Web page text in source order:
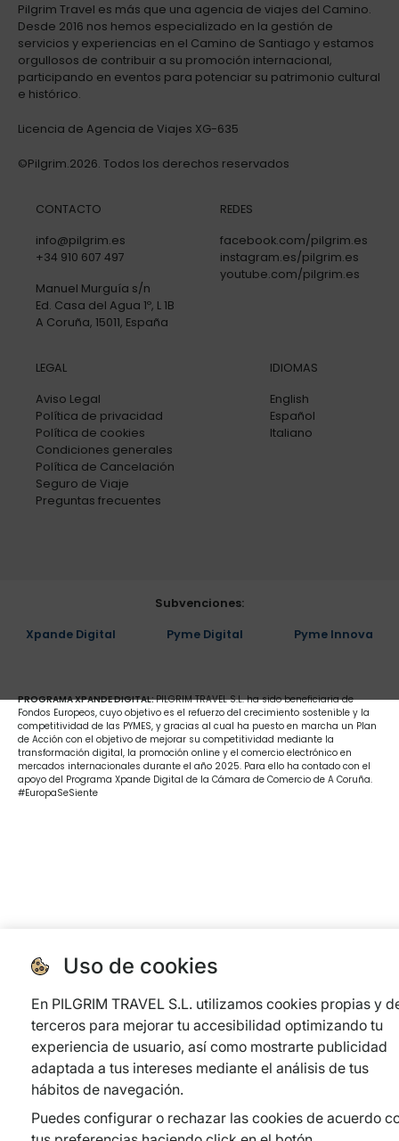
Pilgrim Travel es más que una agencia de viajes del Camino.
Desde 2016 nos hemos especializado en la gestión de
servicios y experiencias en el Camino de Santiago y estamos
orgullosos de contribuir a su promoción internacional,
participando en eventos para potenciar su patrimonio cultural
e histórico.
Licencia de Agencia de Viajes XG-635
©Pilgrim.2026. Todos los derechos reservados
CONTACTO
info@pilgrim.es
+34 910 607 497
Manuel Murguía s/n
Ed. Casa del Agua 1º, L 1B
A Coruña, 15011, España
REDES
facebook.com/pilgrim.es
instagram.es/pilgrim.es
youtube.com/pilgrim.es
LEGAL
Aviso Legal
Política de privacidad
Política de cookies
Condiciones generales
Política de Cancelación
Seguro de Viaje
Preguntas frecuentes
IDIOMAS
English
Español
Italiano
Subvenciones:
Xpande Digital Pyme Digital Pyme Innova
PROGRAMA XPANDE DIGITAL: PILGRIM TRAVEL S.L. ha sido beneficiaria de
Fondos Europeos, cuyo objetivo es el refuerzo del crecimiento sostenible y la
competitividad de las PYMES, y gracias al cual ha puesto en marcha un Plan
de Acción con el objetivo de mejorar su competitividad mediante la
transformación digital, la promoción online y el comercio electrónico en
mercados internacionales durante el año 2025. Para ello ha contado con el
Uso de cookies
En PILGRIM TRAVEL S.L. utilizamos cookies propias y
terceros para mejorar tu accesibilidad optimizando tu
experiencia de usuario, así como mostrarte publicidad
adaptada a tus intereses mediante el análisis de tus
hábitos de navegación.
Puedes configurar o rechazar las cookies de acuerdo